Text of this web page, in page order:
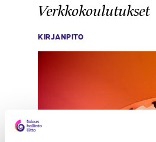
Verkkokoulutukset
KIRJANPITO